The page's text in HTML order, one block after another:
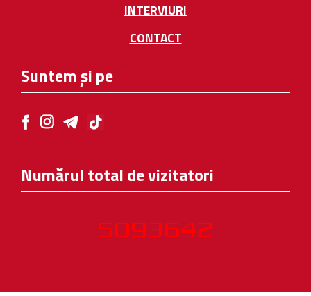
INTERVIURI
CONTACT
Suntem și pe
Numărul total de vizitatori